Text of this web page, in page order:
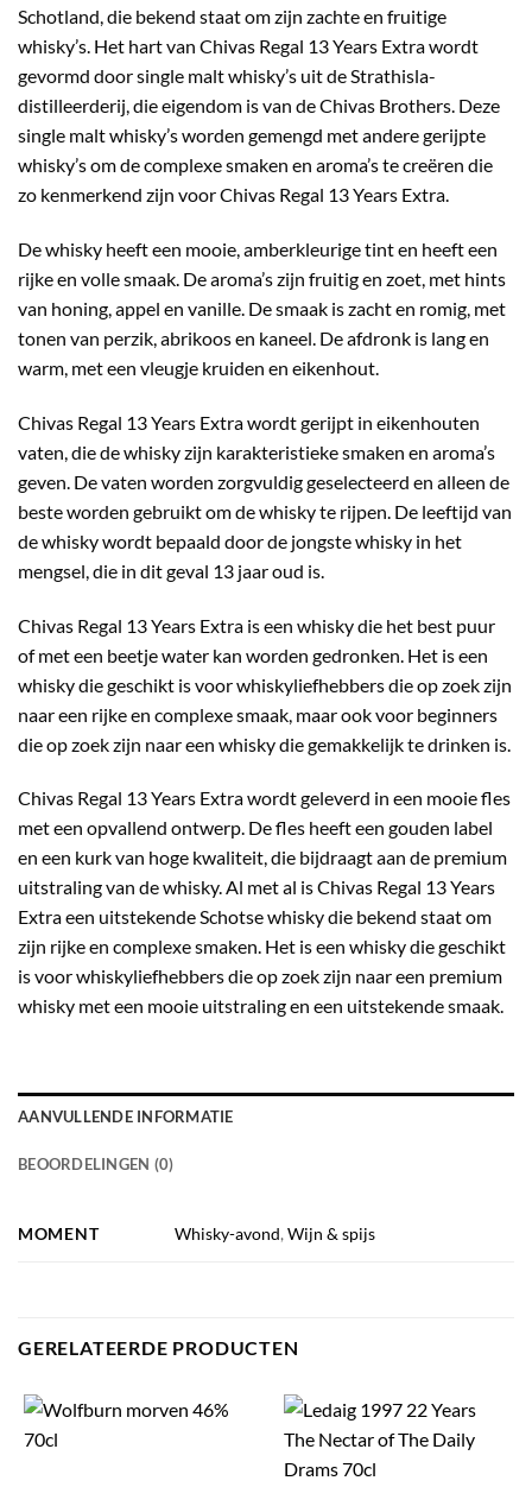
Schotland, die bekend staat om zijn zachte en fruitige
whisky’s. Het hart van Chivas Regal 13 Years Extra wordt
gevormd door single malt whisky’s uit de Strathisla-
distilleerderij, die eigendom is van de Chivas Brothers. Deze
single malt whisky’s worden gemengd met andere gerijpte
whisky’s om de complexe smaken en aroma’s te creëren die
zo kenmerkend zijn voor Chivas Regal 13 Years Extra.
De whisky heeft een mooie, amberkleurige tint en heeft een
rijke en volle smaak. De aroma’s zijn fruitig en zoet, met hints
van honing, appel en vanille. De smaak is zacht en romig, met
tonen van perzik, abrikoos en kaneel. De afdronk is lang en
warm, met een vleugje kruiden en eikenhout.
Chivas Regal 13 Years Extra wordt gerijpt in eikenhouten
vaten, die de whisky zijn karakteristieke smaken en aroma’s
geven. De vaten worden zorgvuldig geselecteerd en alleen de
beste worden gebruikt om de whisky te rijpen. De leeftijd van
de whisky wordt bepaald door de jongste whisky in het
mengsel, die in dit geval 13 jaar oud is.
Chivas Regal 13 Years Extra is een whisky die het best puur
of met een beetje water kan worden gedronken. Het is een
whisky die geschikt is voor whiskyliefhebbers die op zoek zijn
naar een rijke en complexe smaak, maar ook voor beginners
die op zoek zijn naar een whisky die gemakkelijk te drinken is.
Chivas Regal 13 Years Extra wordt geleverd in een mooie fles
met een opvallend ontwerp. De fles heeft een gouden label
en een kurk van hoge kwaliteit, die bijdraagt aan de premium
uitstraling van de whisky. Al met al is Chivas Regal 13 Years
Extra een uitstekende Schotse whisky die bekend staat om
zijn rijke en complexe smaken. Het is een whisky die geschikt
is voor whiskyliefhebbers die op zoek zijn naar een premium
whisky met een mooie uitstraling en een uitstekende smaak.
AANVULLENDE INFORMATIE
BEOORDELINGEN (0)
MOMENT Whisky-avond,Wijn & spijs
GERELATEERDE PRODUCTEN